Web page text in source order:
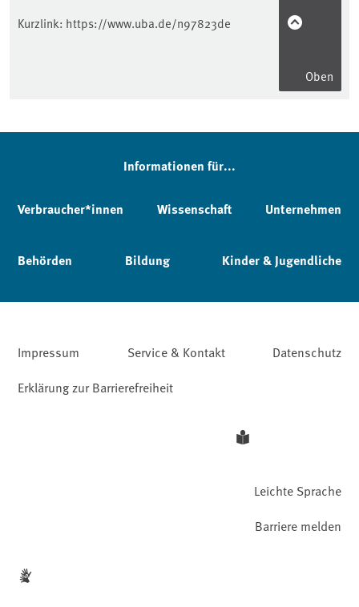
Kurzlink: https://www.uba.de/n97823de
Oben
Informationen für...
Verbraucher*innen Wissenschaft Unternehmen
Behörden Bildung Kinder & Jugendliche
Impressum Service & Kontakt
Datenschutz
Erklärung zur Barrierefreiheit
Leichte Sprache
Barriere melden